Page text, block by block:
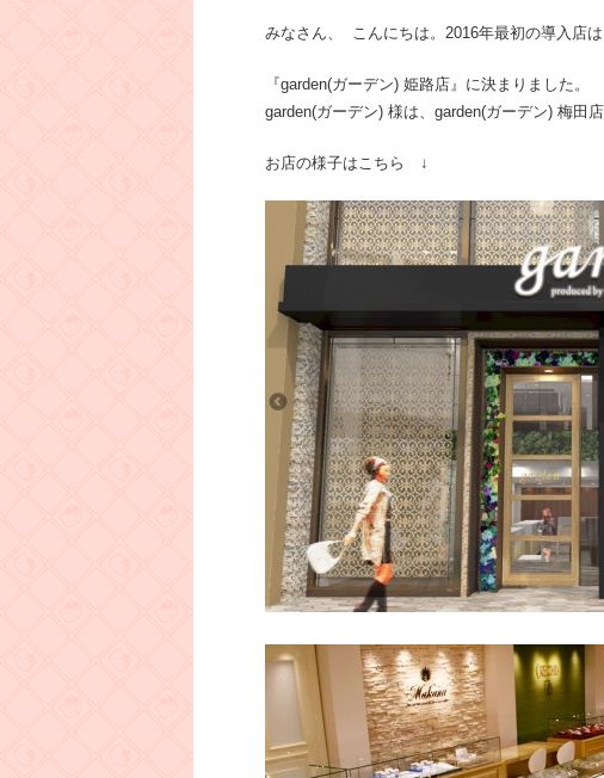
みなさん、 こんにちは。2016年最初の導入店は
『garden(ガーデン) 姫路店』に決まりました。
garden(ガーデン) 様は、garden(ガーデン) 梅田
お店の様子はこちら ↓